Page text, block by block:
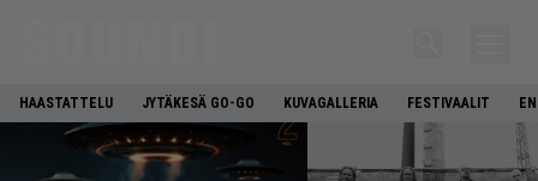
HAASTATTELU JYTÄKESÄ GO-GO KUVAGALLERIA FESTIVAALIT